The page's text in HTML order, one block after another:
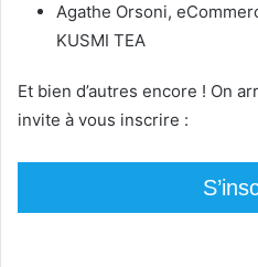
Agathe Orsoni,
KUSMI TEA
Et bien d’autres encore ! On
invite à vous inscrire :